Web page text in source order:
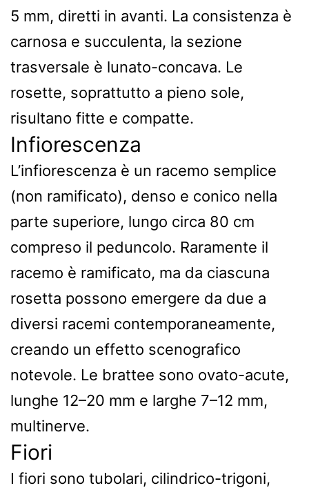
5 mm, diretti in avanti. La consistenza è
carnosa e succulenta, la sezione
trasversale è lunato-concava. Le
rosette, soprattutto a pieno sole,
risultano fitte e compatte.
Infiorescenza
L’infiorescenza è un racemo semplice
(non ramificato), denso e conico nella
parte superiore, lungo circa 80 cm
compreso il peduncolo. Raramente il
racemo è ramificato, ma da ciascuna
rosetta possono emergere da due a
diversi racemi contemporaneamente,
creando un effetto scenografico
notevole. Le brattee sono ovato-acute,
lunghe 12–20 mm e larghe 7–12 mm,
multinerve.
Fiori
I fiori sono tubolari, cilindrico-trigoni,